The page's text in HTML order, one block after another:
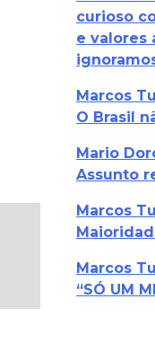
curioso
e valores
Marcos
O Brasil
Mario
Assunto
Marcos
Marcos
“SÓ UM